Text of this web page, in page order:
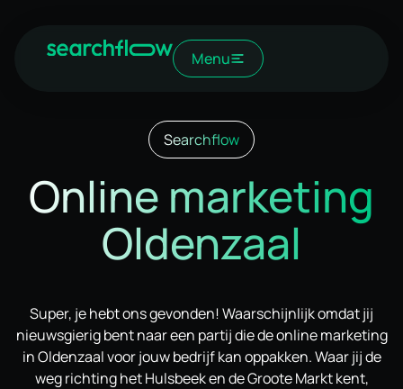
Menu
Searchflow
Online marketing
Oldenzaal
Super, je hebt ons gevonden! Waarschijnlijk omdat jij
nieuwsgierig bent naar een partij die de online marketing
in Oldenzaal voor jouw bedrijf kan oppakken. Waar jij de
weg richting het Hulsbeek en de Groote Markt kent,